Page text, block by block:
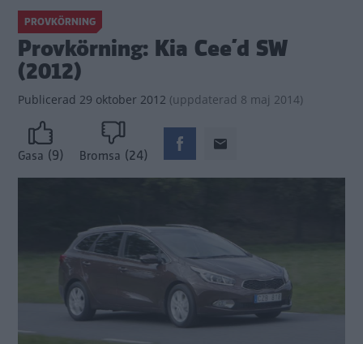
PROVKÖRNING
Provkörning: Kia Cee´d SW
(2012)
Publicerad 29 oktober 2012 (uppdaterad 8 maj 2014)
Gasa (9) Bromsa (24)